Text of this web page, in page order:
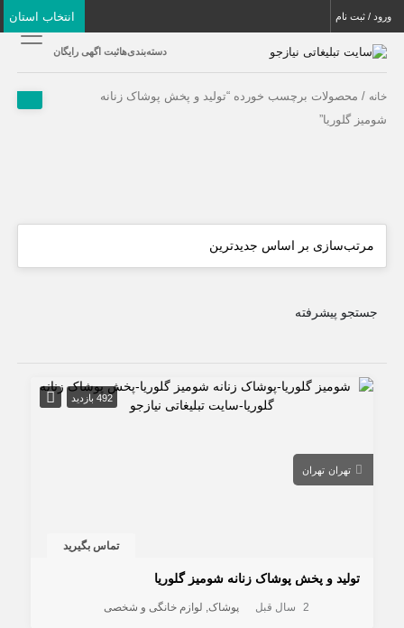
انتخاب استان ورود / ثبت نام
دسته‌بندی‌هاثبت اگهی رایگان
خانه / محصولات برچسب خورده “تولید و پخش پوشاک زنانه
شومیز گلوریا”
جستجو پیشرفته
492 بازدید
تهران تهران
تماس بگیرید
تولید و پخش پوشاک زنانه شومیز گلوریا
2 سال قبل پوشاک لوازم خانگی و شخصی